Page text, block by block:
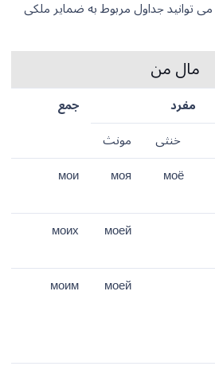
جداول مربوط به ضمایر ملکی
مال من
مفرد
جمع
خنثی
مونث
моё
моя
мои
моей
моих
моей
моим